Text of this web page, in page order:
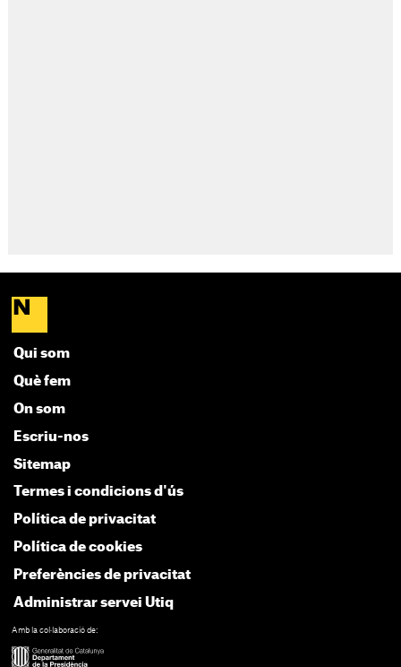
Qui som
Què fem
On som
Escriu-nos
Sitemap
Termes i condicions d'ús
Política de privacitat
Política de cookies
Preferències de privacitat
Administrar servei Utiq
Amb la col·laboració de: